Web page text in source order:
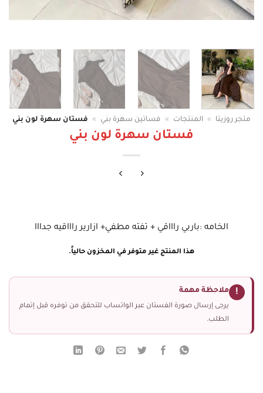
متجر روزيتا » المنتجات » فساتين سهرة بني » فستان سهرة لون بني
فستان سهرة لون بني
الخامه :باربي راااقي + تفته مطفي+ ازارير راااقيه جدااا
هذا المنتج غير متوفر في المخزون حالياً.
! ملاحظة مهمة
يرجى إرسال صورة الفستان عبر الواتساب للتحقق من توفره قبل إتمام
الطلب.